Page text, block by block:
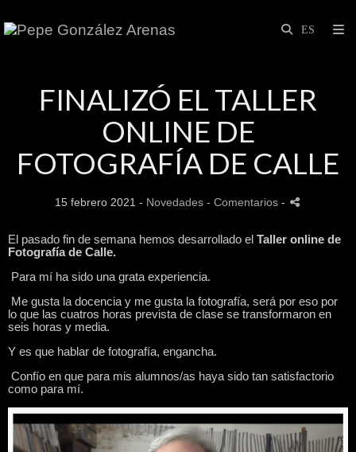
FINALIZÓ EL TALLER
ONLINE DE
FOTOGRAFÍA DE CALLE
15 febrero 2021 - Novedades - Comentarios -
El pasado fin de semana hemos desarrollado el Taller online de
Fotografía de Calle.
Para mí ha sido una grata experiencia.
Me gusta la docencia y me gusta la fotografía, será por eso por
lo que las cuatros horas prevista de clase se transformaron en
seis horas y media.
Y es que hablar de fotografía, engancha.
Confío en que para mis alumnos/as haya sido tan satisfactorio
como para mí.